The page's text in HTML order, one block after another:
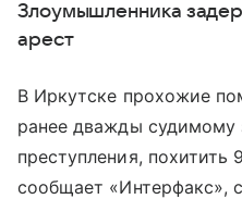
Злоумышленника
арест
В Иркутске прохожие
ранее дважды судимому
преступления,
сообщает «Интерфакс»,